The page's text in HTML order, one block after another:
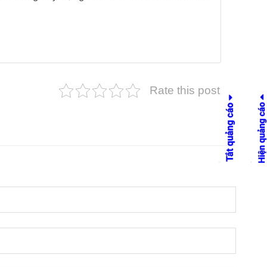
Rate this post